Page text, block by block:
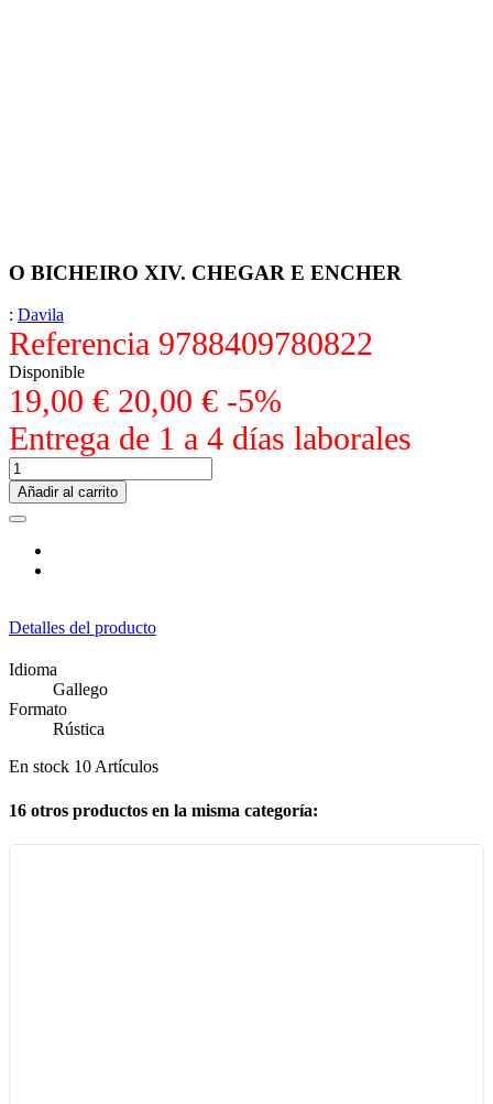
O BICHEIRO XIV. CHEGAR E ENCHER
: Davila
Referencia 9788409780822
Disponible
19,00 € 20,00 € -5%
Entrega de 1 a 4 días laborales
Añadir al carrito
Detalles del producto
Idioma
Gallego
Formato
Rústica
En stock 10 Artículos
16 otros productos en la misma categoría: